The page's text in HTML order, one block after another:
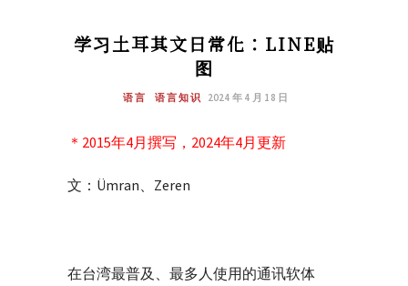
学习土耳其文日常化：LINE贴
图
语言 语言知识 2024 年 4 月 18 日
＊2015年4月撰写，2024年4月更新
文：Ümran、Zeren
在台湾最普及、最多人使用的通讯软体